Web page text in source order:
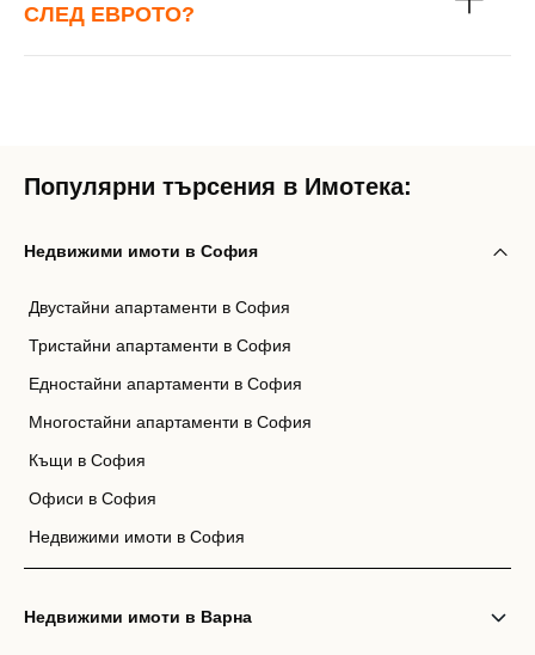
СЛЕД ЕВРОТО?
Популярни търсения в Имотека:
Недвижими имоти в София
Двустайни апартаменти в София
Тристайни апартаменти в София
Едностайни апартаменти в София
Многостайни апартаменти в София
Къщи в София
Офиси в София
Недвижими имоти в София
Недвижими имоти в Варна